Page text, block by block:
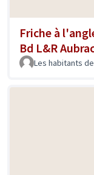
Friche à
Bd L&R
Les habitants